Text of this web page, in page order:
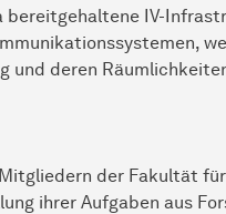
IV-
und deren
der Fakultät
ihrer Aufgaben aus